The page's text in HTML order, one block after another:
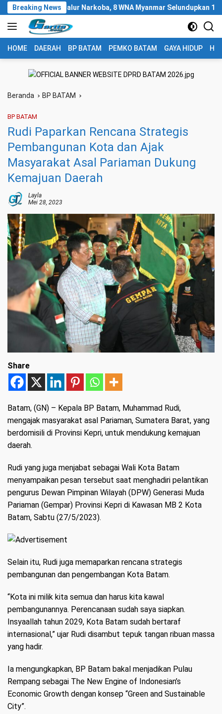
Langsung
ke
konten
Breaking News
Jalur Narkoba, 8 WNA Myanmar Selundupkan 1,3 Ton Ketamin
HOME DAERAH BP BATAM PEMKO BATAM GAYA HIDUP
Beranda BP BATAM
BP BATAM
Rudi Paparkan Rencana Strategis
Pembangunan Kota dan Ajak
Masyarakat Asal Pariaman Dukung
Kemajuan Daerah
Layla
Mei 28, 2023
Share
Batam, (GN) – Kepala BP Batam, Muhammad Rudi,
mengajak masyarakat asal Pariaman, Sumatera Barat, yang
berdomisili di Provinsi Kepri, untuk mendukung kemajuan
daerah.
Rudi yang juga menjabat sebagai Wali Kota Batam
menyampaikan pesan tersebut saat menghadiri pelantikan
pengurus Dewan Pimpinan Wilayah (DPW) Generasi Muda
Pariaman (Gempar) Provinsi Kepri di Kawasan MB 2 Kota
Batam, Sabtu (27/5/2023).
Selain itu, Rudi juga memaparkan rencana strategis
pembangunan dan pengembangan Kota Batam.
“Kota ini milik kita semua dan harus kita kawal
pembangunannya. Perencanaan sudah saya siapkan.
Insyaallah tahun 2029, Kota Batam sudah bertaraf
internasional,” ujar Rudi disambut tepuk tangan ribuan massa
yang hadir.
Ia mengungkapkan, BP Batam bakal menjadikan Pulau
Rempang sebagai The New Engine of Indonesian’s
Economic Growth dengan konsep “Green and Sustainable
City”.